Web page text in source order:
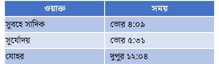
ওয়াক্ত
সময়
সুবহে সাদিক
ভোর ৪:০৯
সূর্যোদয়
ভোর ৫:৩১
যোহর
দুপুর ১২:০৪